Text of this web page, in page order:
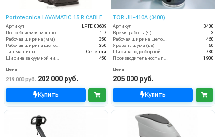
Portotecnica LAVAMATIC 15 R CABLE
Артикул
LPTE 00639
1.7
Рабочая ширина (мм)
350
Рабочая ширина щеток (мм)
350
Тип машины
Сетевая
450
Цена
219 000 руб. 202 000 руб.
Купить
TOR JH-410A (3400)
Артикул
3400
Время работы (ч)
3
460
Уровень шума (дБ)
60
780
1900
Цена
205 000 руб.
Купить